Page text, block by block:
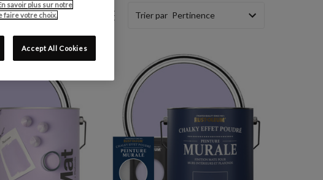
Trier par
savoir plus sur notre
faire votre choix.
Accept All Cookies